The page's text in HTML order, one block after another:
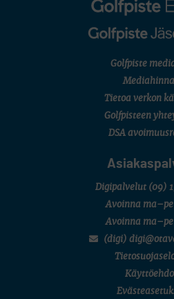
Kivitippu Classic Invitational 2026
7 (U18 ja U21/pojat/Tahko)
6 (Archipelagia Golf)
Golfpiste
Tietoa verkon
Golfpisteen
DSA
Digipalvelut (09)
Avoinna
Avoinna
(digi)